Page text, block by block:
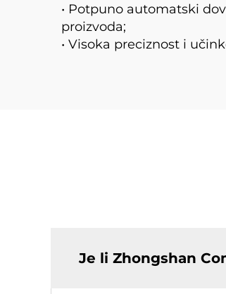
• Potpuno automatski
proizvoda;
• Visoka preciznost i
Je li Zhongshan